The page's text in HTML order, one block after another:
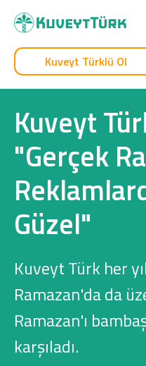
Kendim İçin
Araç Finansmanı
Konut Finansmanı
Yatırım Fonları
Kuveyt Türklü Ol
Kuveyt
"Gerçek
Güzel"
Kuveyt Türk her
Ramazan'da da
Ramazan'ı
karşıladı.